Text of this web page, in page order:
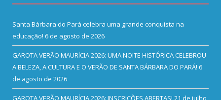
Santa Bárbara do Pará celebra uma grande conquista na
educação! 6 de agosto de 2026
GAROTA VERÃO MAURÍCIA 2026: UMA NOITE HISTÓRICA CELEBROU
A BELEZA, A CULTURA E O VERÃO DE SANTA BÁRBARA DO PARÁ! 6
de agosto de 2026
GAROTA VERÃO MAURÍCIA 2026: INSCRIÇÕES ABERTAS! 21 de julho